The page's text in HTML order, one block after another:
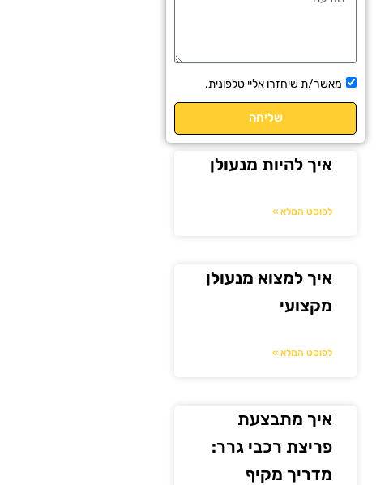
תיבתמאשר/ת שיחזרו אליי טלפונית.
שליחה
איך להיות מנעולן
לפוסט המלא »
איך למצוא מנעולן
מקצועי
לפוסט המלא »
איך מתבצעת
פריצת רכבי גרר:
מדריך מקיף